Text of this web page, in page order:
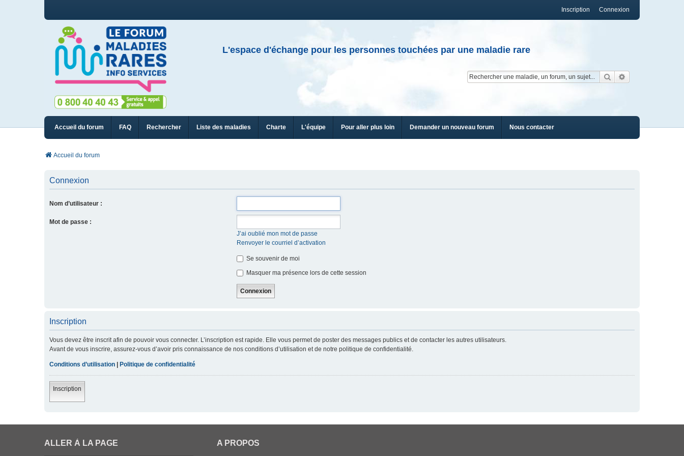
Connexion
Inscription
L'espace d'échange pour les personnes touchées par une maladie rare
Rechercher
Accueil du forum FAQ Rechercher Liste des maladies Charte L'équipe Pour aller plus loin Demander un nouveau forum Nous contacter
Accueil du forum
Connexion
Nom d’utilisateur :
Mot de passe :
J’ai oublié mon mot de passe
Renvoyer le courriel d’activation
Se souvenir de moi
Masquer ma présence lors de cette session
Inscription
Vous devez être inscrit afin de pouvoir vous connecter. L’inscription est rapide. Elle vous permet de poster des messages publics et de contacter les autres utilisateurs.
Avant de vous inscrire, assurez-vous d’avoir pris connaissance de nos conditions d’utilisation et de notre politique de confidentialité.
Conditions d’utilisation Politique de confidentialité
Inscription
ALLER À LA PAGE A PROPOS